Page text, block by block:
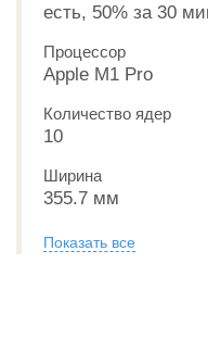
есть, 50% за 30
Процессор
Apple M1 Pro
Количество ядер
10
Ширина
355.7 мм
Показать все